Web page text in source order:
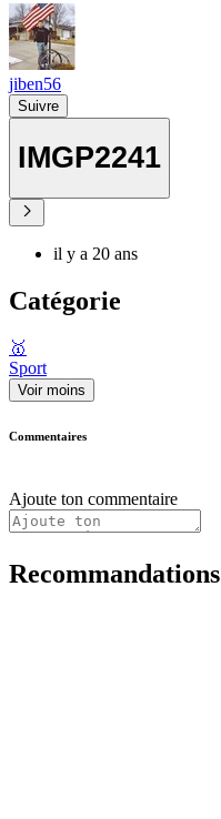
jiben56
Suivre
IMGP2241
il y a 20 ans
Catégorie
🥇
Sport
Voir moins
Commentaires
Ajoute ton commentaire
Recommandations